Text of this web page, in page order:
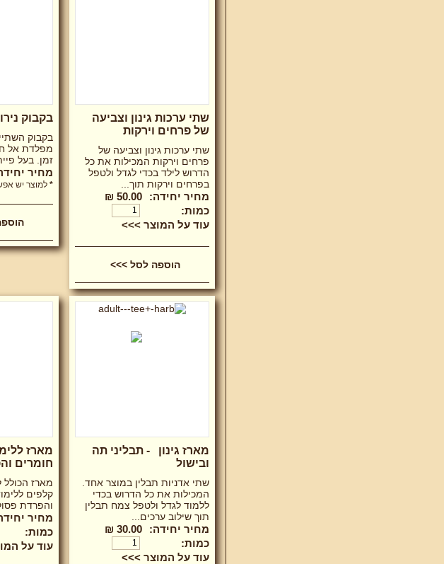
שתי ערכות גינון וצביעה
של פרחים וירקות
שתי ערכות גינון וצביעה של
פרחים וירקות המכילות את כל
הדרוש לילד בכדי לגדל ולטפל
בפרחים וירקות תוך...
מחיר יחידה:
50.00 ₪
כמות:
עוד על המוצר >>>
בקבוק נירוסטה
בקבוק
מפלדת אל
זמן. בעל
מחיר
* למוצר יש
מארז גינון - תבליני תה
ובישול
שתי אדניות תבלין במוצר אחד.
המכילות את כל הדרוש בכדי
ללמוד לגדל ולטפל צמח תבלין
תוך שילוב ערכים...
מחיר יחידה:
30.00 ₪
כמות:
עוד על המוצר >>>
מארז
חומרים
מארז הכולל
קלפים
והפרדת
מחיר
כמות:
עוד על